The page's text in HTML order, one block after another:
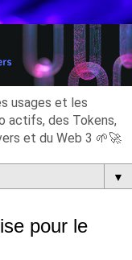
usages et les
actifs, des Tokens,
et du Web 3 🌱🚀
▼
pour le